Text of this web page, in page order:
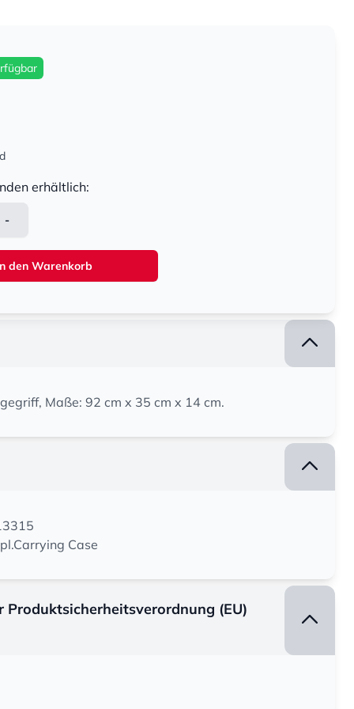
erhältlich:
-
den Warenkorb
Maße: 92 cm x 35 cm x 14 cm.
Case
Produktsicherheitsverordnung (EU)